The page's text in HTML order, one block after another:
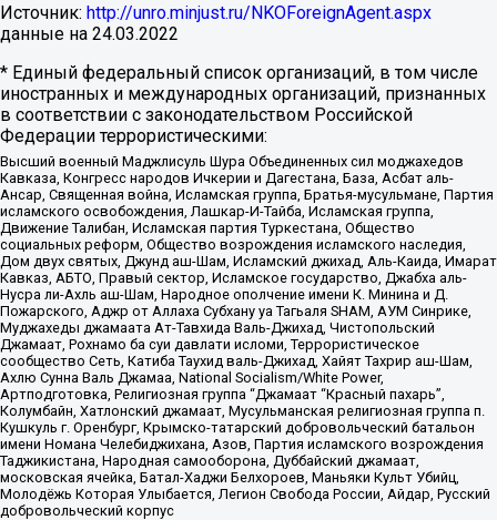
Источник: http://unro.minjust.ru/NKOForeignAgent.aspx
данные на 24.03.2022
* Единый федеральный список организаций, в том числе
иностранных и международных организаций, признанных
в соответствии с законодательством Российской
Федерации террористическими:
Высший военный Маджлисуль Шура Объединенных сил моджахедов
Кавказа, Конгресс народов Ичкерии и Дагестана, База, Асбат аль-
Ансар, Священная война, Исламская группа, Братья-мусульмане, Партия
исламского освобождения, Лашкар-И-Тайба, Исламская группа,
Движение Талибан, Исламская партия Туркестана, Общество
социальных реформ, Общество возрождения исламского наследия,
Дом двух святых, Джунд аш-Шам, Исламский джихад, Аль-Каида, Имарат
Кавказ, АБТО, Правый сектор, Исламское государство, Джабха аль-
Нусра ли-Ахль аш-Шам, Народное ополчение имени К. Минина и Д.
Пожарского, Аджр от Аллаха Субхану уа Тагьаля SHAM, АУМ Синрике,
Муджахеды джамаата Ат-Тавхида Валь-Джихад, Чистопольский
Джамаат, Рохнамо ба суи давлати исломи, Террористическое
сообщество Сеть, Катиба Таухид валь-Джихад, Хайят Тахрир аш-Шам,
Ахлю Сунна Валь Джамаа, National Socialism/White Power,
Артподготовка, Религиозная группа “Джамаат “Красный пахарь”,
Колумбайн, Хатлонский джамаат, Мусульманская религиозная группа п.
Кушкуль г. Оренбург, Крымско-татарский добровольческий батальон
имени Номана Челебиджихана, Азов, Партия исламского возрождения
Таджикистана, Народная самооборона, Дуббайский джамаат,
московская ячейка, Батал-Хаджи Белхороев, Маньяки Культ Убийц,
Молодёжь Которая Улыбается, Легион Свобода России, Айдар, Русский
добровольческий корпус